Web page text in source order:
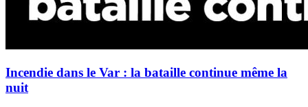
Incendie dans le Var : la bataille continue même la
nuit